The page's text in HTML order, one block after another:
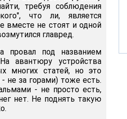
требуя соблюдения
что ли, является
вместе не стоят и одной
главред.
провал под названием
авантюру устройства
многих статей, но это
не за горами) тоже есть.
- не просто есть,
нет. Не поднять такую